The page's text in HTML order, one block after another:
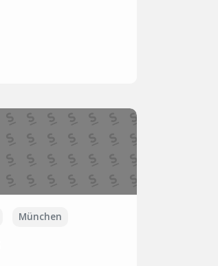
München